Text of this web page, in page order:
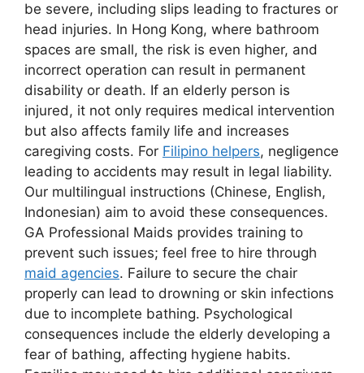
be severe, including slips leading to fractures or
head injuries. In Hong Kong, where bathroom
spaces are small, the risk is even higher, and
incorrect operation can result in permanent
disability or death. If an elderly person is
injured, it not only requires medical intervention
but also affects family life and increases
caregiving costs. For Filipino helpers, negligence
leading to accidents may result in legal liability.
Our multilingual instructions (Chinese, English,
Indonesian) aim to avoid these consequences.
GA Professional Maids provides training to
prevent such issues; feel free to hire through
maid agencies. Failure to secure the chair
properly can lead to drowning or skin infections
due to incomplete bathing. Psychological
consequences include the elderly developing a
fear of bathing, affecting hygiene habits.